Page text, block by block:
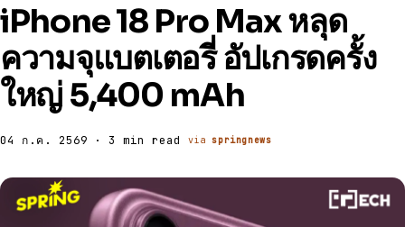
iPhone 18 Pro Max หลุด
ความจุแบตเตอรี่ อัปเกรดครั้ง
ใหญ่ 5,400 mAh
04 ก.ค. 2569 · 3 min read viaspringnews